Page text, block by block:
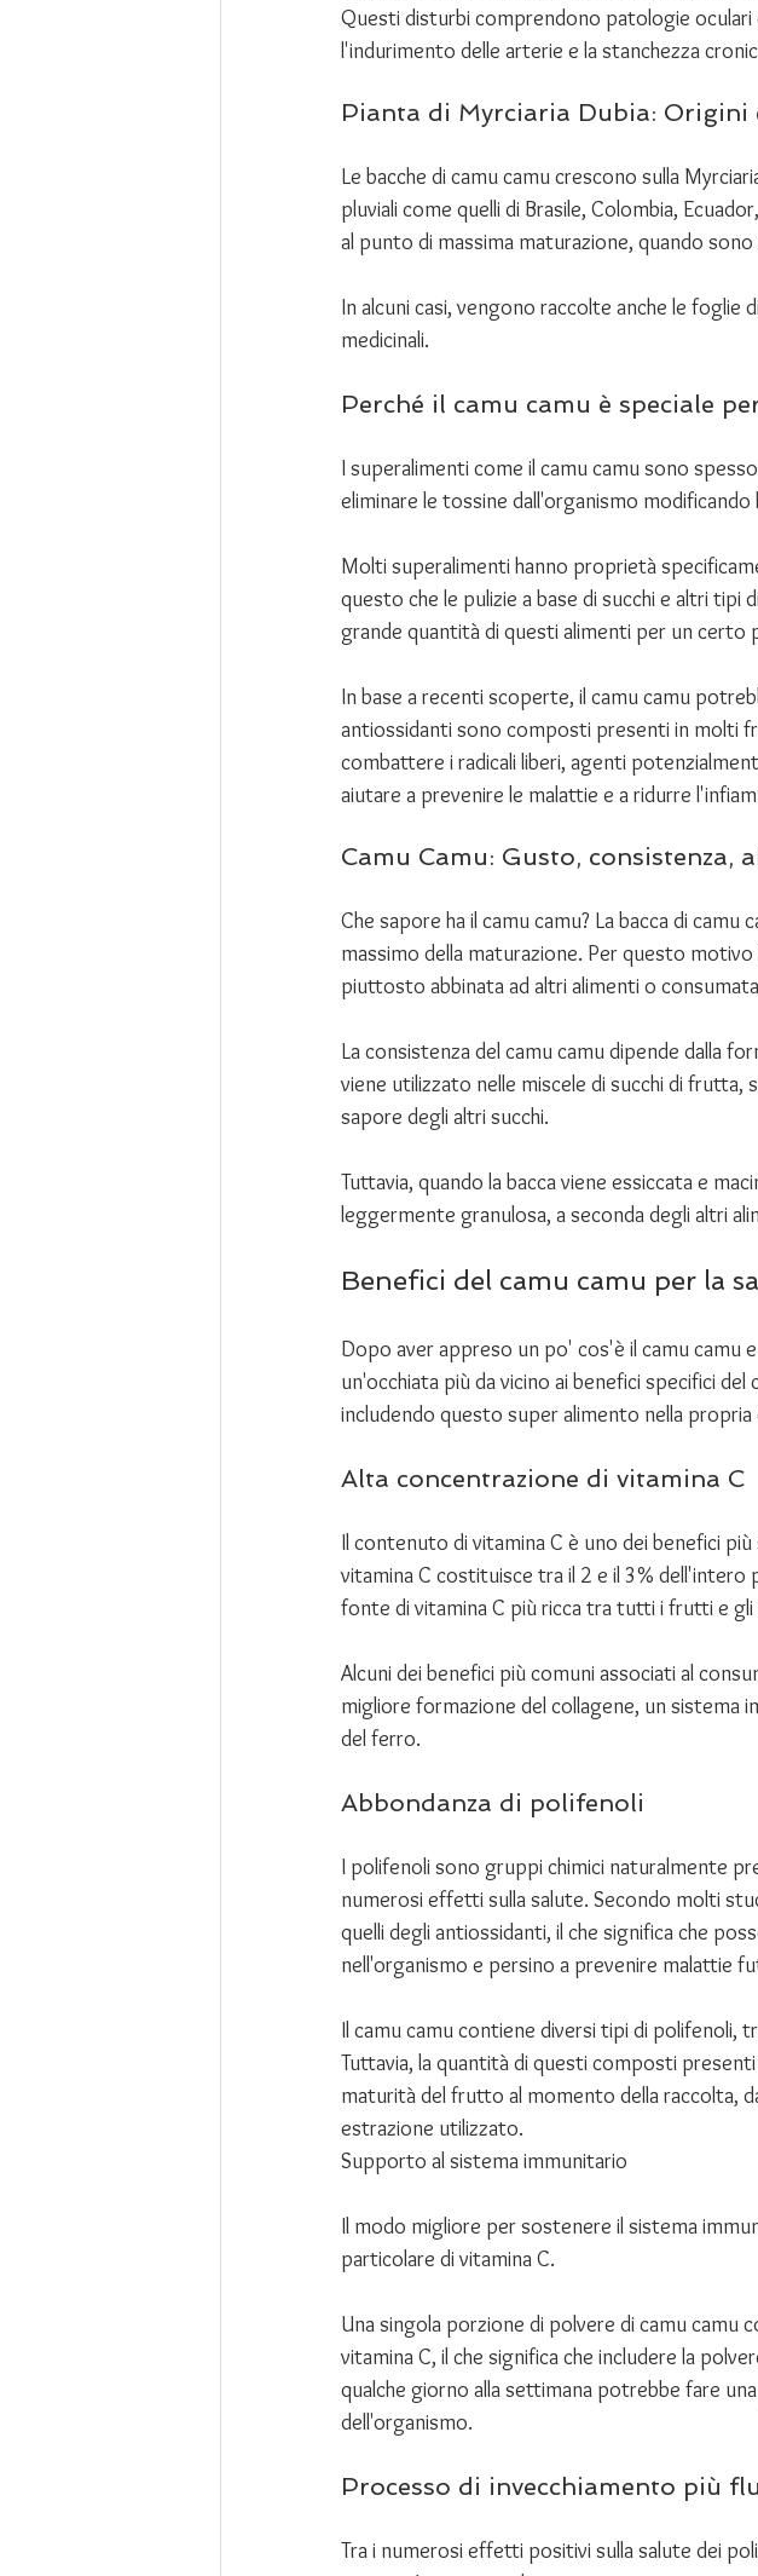
Questi disturbi comprendono patologie
l'indurimento delle arterie e la stanchezza
Pianta di Myrciaria Dubia:
Le bacche di camu camu crescono sulla
pluviali come quelli di Brasile, Colombia,
al punto di massima maturazione, quando
In alcuni casi, vengono raccolte anche le
medicinali.
Perché il camu camu è speciale
I superalimenti come il camu camu sono
eliminare le tossine dall'organismo modificando
Molti superalimenti hanno proprietà
questo che le pulizie a base di succhi e altri
grande quantità di questi alimenti per un certo
In base a recenti scoperte, il camu camu
antiossidanti sono composti presenti in molti
combattere i radicali liberi, agenti
aiutare a prevenire le malattie e a ridurre
Camu Camu: Gusto,
Che sapore ha il camu camu? La bacca di
massimo della maturazione. Per questo
piuttosto abbinata ad altri alimenti o
La consistenza del camu camu dipende dalla
viene utilizzato nelle miscele di succhi di
sapore degli altri succhi.
Tuttavia, quando la bacca viene essiccata e
leggermente granulosa, a seconda degli altri
Benefici del camu camu per la
Dopo aver appreso un po' cos'è il camu camu
un'occhiata più da vicino ai benefici specifici
includendo questo super alimento nella propria
Alta concentrazione di vitamina C
Il contenuto di vitamina C è uno dei benefici
vitamina C costituisce tra il 2 e il 3% dell'intero
fonte di vitamina C più ricca tra tutti i frutti e
Alcuni dei benefici più comuni associati al
migliore formazione del collagene, un
del ferro.
Abbondanza di polifenoli
I polifenoli sono gruppi chimici naturalmente
numerosi effetti sulla salute. Secondo molti
quelli degli antiossidanti, il che significa che
nell'organismo e persino a prevenire malattie
Il camu camu contiene diversi tipi di polifenoli,
Tuttavia, la quantità di questi composti
maturità del frutto al momento della raccolta,
estrazione utilizzato.
Supporto al sistema immunitario
Il modo migliore per sostenere il sistema
particolare di vitamina C.
Una singola porzione di polvere di camu camu
vitamina C, il che significa che includere la
qualche giorno alla settimana potrebbe fare
dell'organismo.
Processo di invecchiamento più
Tra i numerosi effetti positivi sulla salute dei